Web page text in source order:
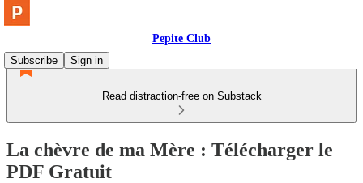
Pepite Club
Subscribe
Sign in
Read distraction-free on Substack
La chèvre de ma Mère : Télécharger le
PDF Gratuit